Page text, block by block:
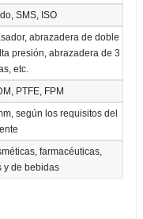
SMS, ISO
abrazadera de doble
presión, abrazadera de 3
etc.
PTFE, FPM
según los requisitos del
farmacéuticas,
y de bebidas